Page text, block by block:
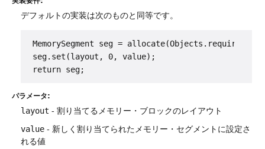
デフォルトの実装は次のものと同等です。
MemorySegment seg =
seg.set(layout, 0, value);
パラメータ:
layout - 割り当てるメモリー・ブロックのレイアウト
value - 新しく割り当てられたメモリー・セグメントに設定さ
れる値